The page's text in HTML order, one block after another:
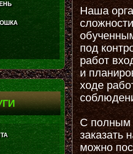
Наша
под
работ
и
ходе
С полным
заказать
можно